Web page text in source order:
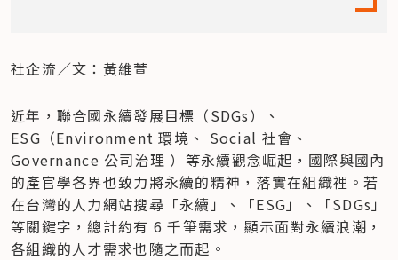
社企流／文：黃維萱
近年，聯合國永續發展目標（SDGs）、
ESG（Environment 環境、 Social 社會、
Governance 公司治理 ）等永續觀念崛起，國際與國內
的產官學各界也致力將永續的精神，落實在組織裡。若
在台灣的人力網站搜尋「永續」、「ESG」、「SDGs」
等關鍵字，總計約有 6 千筆需求，顯示面對永續浪潮，
各組織的人才需求也隨之而起。